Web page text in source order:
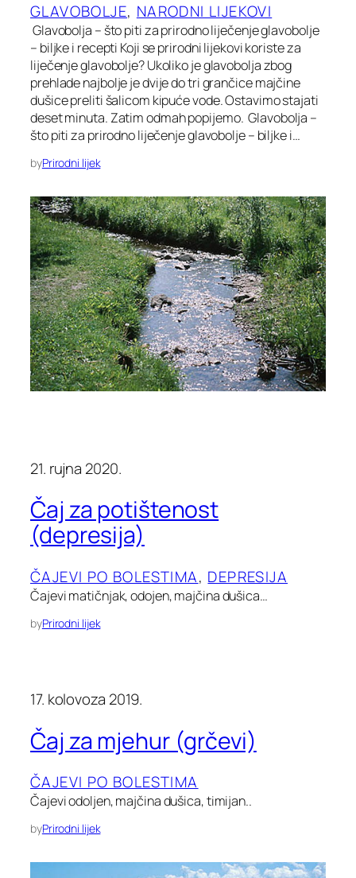
GLAVOBOLJE, NARODNI LIJEKOVI
Glavobolja – što piti za prirodno liječenje glavobolje
– biljke i recepti Koji se prirodni lijekovi koriste za
liječenje glavobolje? Ukoliko je glavobolja zbog
prehlade najbolje je dvije do tri grančice majčine
dušice preliti šalicom kipuće vode. Ostavimo stajati
deset minuta. Zatim odmah popijemo. Glavobolja –
što piti za prirodno liječenje glavobolje – biljke i…
byPrirodni lijek
21. rujna 2020.
Čaj za potištenost
(depresija)
ČAJEVI PO BOLESTIMA, DEPRESIJA
Čajevi matičnjak, odojen, majčina dušica…
byPrirodni lijek
17. kolovoza 2019.
Čaj za mjehur (grčevi)
ČAJEVI PO BOLESTIMA
Čajevi odoljen, majčina dušica, timijan..
byPrirodni lijek